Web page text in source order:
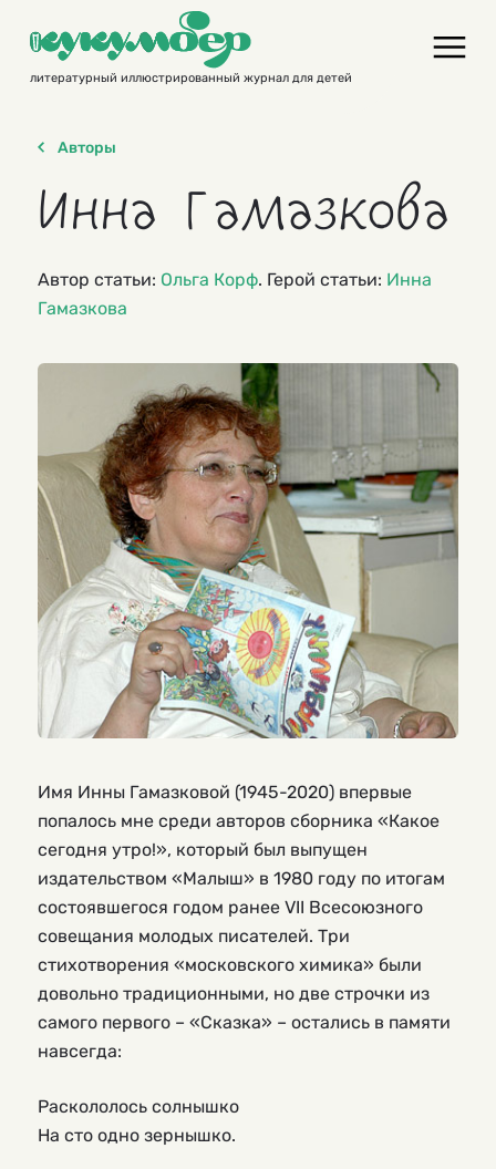
contentлитературный иллюстрированный журнал для детей
Авторы
Инна Гамазкова
Автор статьи: Ольга Корф. Герой статьи: Инна
Гамазкова
Имя Инны Гамазковой (1945-2020) впервые
попалось мне среди авторов сборника «Какое
сегодня утро!», который был выпущен
издательством «Малыш» в 1980 году по итогам
состоявшегося годом ранее VII Всесоюзного
совещания молодых писателей. Три
стихотворения «московского химика» были
довольно традиционными, но две строчки из
самого первого – «Сказка» – остались в памяти
навсегда:
Раскололось солнышко
На сто одно зернышко.